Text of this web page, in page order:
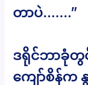
တာပဲ…….”
ဒရိုင်ဘာခုံတွ
ကျော်စိန်က